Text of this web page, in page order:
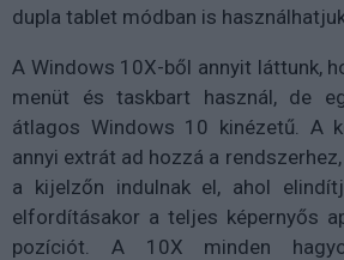
dupla tablet módban is
A Windows 10X-ből annyit láttunk,
menüt és taskbart használ, de
átlagos Windows 10 kinézetű. A
annyi extrát ad hozzá a
a kijelzőn indulnak el, ahol
elfordításakor a teljes képernyős
pozíciót. A 10X minden